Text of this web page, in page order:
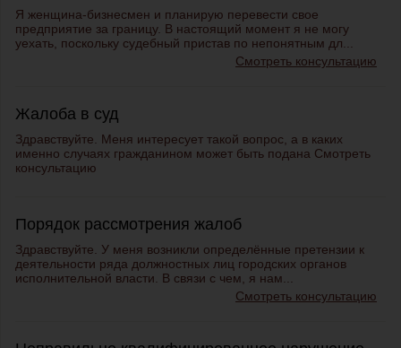
Я женщина-бизнесмен и планирую перевести свое
предприятие за границу. В настоящий момент я не могу
уехать, поскольку судебный пристав по непонятным дл...
Смотреть консультацию
Жалоба в суд
Здравствуйте. Меня интересует такой вопрос, а в каких
именно случаях гражданином может быть подана Смотреть
консультацию
Порядок рассмотрения жалоб
Здравствуйте. У меня возникли определённые претензии к
деятельности ряда должностных лиц городских органов
исполнительной власти. В связи с чем, я нам...
Смотреть консультацию